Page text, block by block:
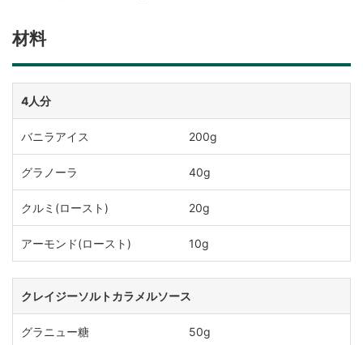
材料
4人分
バニラアイス 200g
グラノーラ 40g
クルミ(ロースト) 20g
アーモンド(ロースト) 10g
クレイジーソルトカラメルソース
グラニュー糖 50g